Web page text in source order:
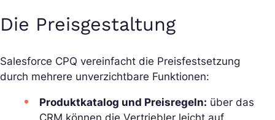
Die Preisgestaltung
Salesforce CPQ vereinfacht die Preisfestsetzung
durch mehrere unverzichtbare Funktionen:
Produktkatalog und Preisregeln: über das